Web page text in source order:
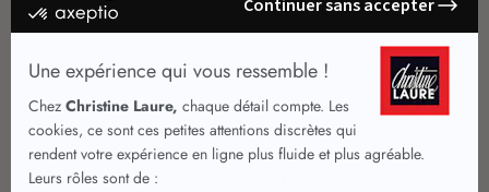
Vêtements pour femmes
Vêtements de qualité
Robes
Jupes été
Chemisiers